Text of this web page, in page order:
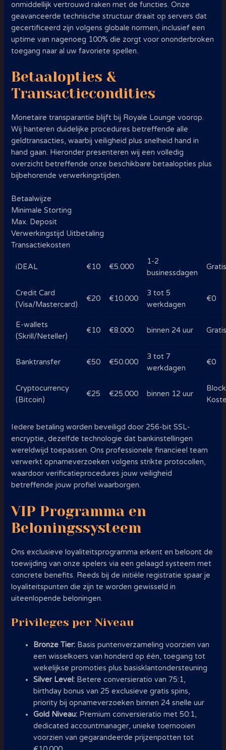
onmiddellijk vertrouwd raken met de functies. Onze
geavanceerde technische structuur draait op servers dat
gecertificeerd zijn volgens globale normen, inclusief een
uptime van nagenoeg 100% die zorgt voor ononderbroken
toegang naar al uw favoriete spellen.
Betaalopties &
Transactiecondities
Monetaire transparantie blijft bij Royale Lounge voorop.
Wij hanteren duidelijke procedures betreffende alle
geldtransacties, waarbij veiligheid plus snelheid hand in
hand gaan. Hieronder presenteren wij een volledig
overzicht betreffende onze beschikbare betaalopties plus
bijbehorende verwerkingstijden.
Betaalwijze
Minimale Storting
Max. Deposit
Verwerkingstijd Uitbetaling
Transactiekosten
iDEAL €10 €5.000
1-2
businessdagen
Credit Card
(Visa/Mastercard)
€20 €10.000
3 tot 5
werkdagen
€0
E-wallets
(Skrill/Neteller)
€10 €8.000 binnen 24 uur
Banktransfer €50 €50.000
3 tot 7
werkdagen
€0
Cryptocurrency
(Bitcoin)
€25 €25.000 binnen 12 uur
Iedere betaling worden beveiligd door 256-bit SSL-
encryptie, dezelfde technologie dat bankinstellingen
wereldwijd toepassen. Ons professionele financieel team
verwerkt opnameverzoeken volgens strikte protocollen,
waardoor verificatieprocedures jouw veiligheid
betreffende jouw profiel waarborgen.
VIP Programma en
Beloningssysteem
Ons exclusieve loyaliteitsprogramma erkent en beloont de
toewijding van onze spelers via een gelaagd systeem met
concrete benefits. Reeds bij de initiële registratie spaar je
loyaliteitspunten die zijn te worden gewisseld in
uiteenlopende beloningen.
Privileges per Niveau
Bronze Tier: Basis puntenverzameling voorzien van
een wisselkoers van honderd op één, toegang tot
wekelijkse promoties plus basisklantondersteuning
Silver Level: Betere conversieratio van 75:1,
birthday bonus van 25 exclusieve gratis spins,
priority bij opnameverzoeken binnen 24 snelle uur
Gold Niveau: Premium conversieratio met 50:1,
dedicated accountmanager, unieke toernooien
voorzien van gegarandeerde prijzenpotten tot